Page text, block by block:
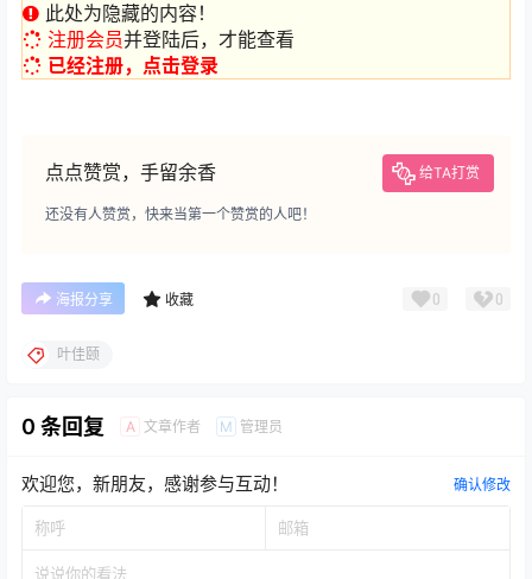
此处为隐藏的内容！
注册会员并登陆后，才能查看
已经注册，点击登录
点点赞赏，手留余香 给TA打赏
还没有人赞赏，快来当第一个赞赏的人吧！
海报分享 收藏 0 0
叶佳颐
0 条回复 A 文章作者 M 管理员
欢迎您，新朋友，感谢参与互动！ 确认修改